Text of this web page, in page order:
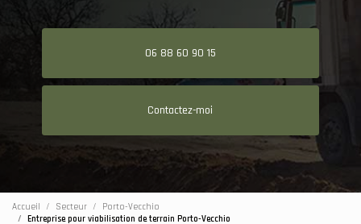
06 88 60 90 15
Contactez-moi
Accueil Secteur
Porto-Vecchio
Entreprise pour viabilisation de terrain Porto-Vecchio